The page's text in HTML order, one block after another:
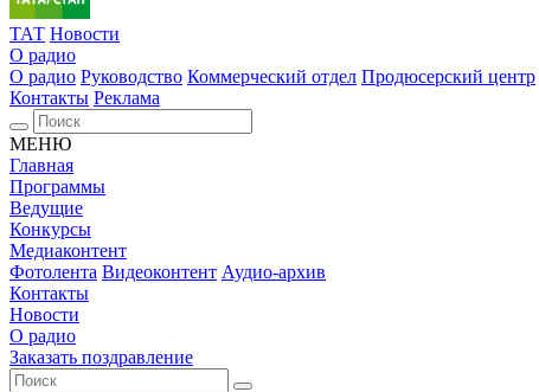
ТАТ Новости
О радио
О радио Руководство Коммерческий отдел Продюсерский центр
Контакты Реклама
МЕНЮ
Главная
Программы
Ведущие
Конкурсы
Медиаконтент
Фотолента Видеоконтент Аудио-архив
Контакты
Новости
О радио
Заказать поздравление